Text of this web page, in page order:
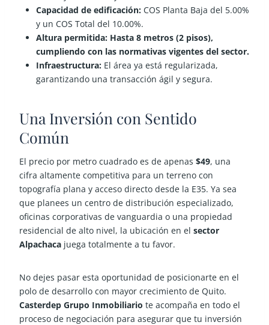
Capacidad de edificación: COS Planta Baja del 5.00%
y un COS Total del 10.00%.
Altura permitida: Hasta 8 metros (2 pisos),
cumpliendo con las normativas vigentes del sector.
Infraestructura: El área ya está regularizada,
garantizando una transacción ágil y segura.
Una Inversión con Sentido
Común
El precio por metro cuadrado es de apenas $49, una
cifra altamente competitiva para un terreno con
topografía plana y acceso directo desde la E35. Ya sea
que planees un centro de distribución especializado,
oficinas corporativas de vanguardia o una propiedad
residencial de alto nivel, la ubicación en el sector
Alpachaca juega totalmente a tu favor.
No dejes pasar esta oportunidad de posicionarte en el
polo de desarrollo con mayor crecimiento de Quito.
Casterdep Grupo Inmobiliario te acompaña en todo el
proceso de negociación para asegurar que tu inversión